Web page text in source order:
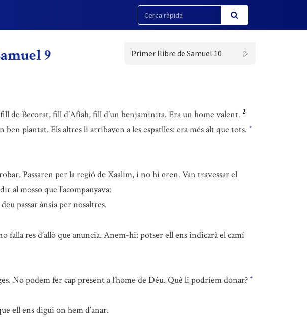
9 Primer llibre de Samuel 10
de Becorat, fill d’Afíah, fill d’un benjaminita. Era un home valent. 2
plantat. Els altres li arribaven a les espatlles: era més alt que tots. *
Passaren per la regió de Xaalim, i no hi eren. Van travessar el
al mosso que l’acompanyava:
passar ànsia per nosaltres.
res d’allò que anuncia. Anem-hi: potser ell ens indicarà el camí
No podem fer cap present a l’home de Déu. Què li podríem donar? *
ell ens digui on hem d’anar.